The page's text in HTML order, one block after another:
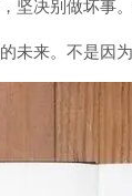
决别做坏事
来。不是因